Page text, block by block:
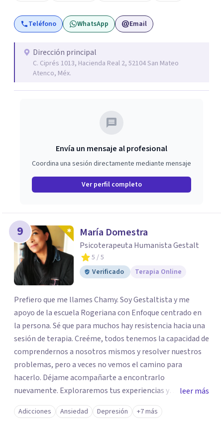
Teléfono WhatsApp Email
Dirección principal
C. Ciprés 1013, Hacienda Real 2, 52104 San Mateo
Atenco, Méx.
Envía un mensaje al profesional
Coordina una sesión directamente mediante mensaje
Ver perfil completo
9 María Domestra
Psicoterapeuta Humanista Gestalt
5 / 5
Verificado
Terapia Online
Prefiero que me llames Chamy. Soy Gestaltista y me
apoyo de la escuela Rogeriana con Enfoque centrado en
la persona. Sé que para muchos hay resistencia hacia una
sesión de terapia. Creéme, todos tenemos la capacidad de
comprendernos a nosotros mismos y resolver nuestros
problemas, pero a veces no vemos el camino para
hacerlo. Déjame acompañarte a encontrarlo
nuevamente. Exploraremos tus experiencias y
emociones; encontrar en la novedad otra forma de
responder a ellas y enfrentarlas hoy es a lo que te invito.
leer más
Adicciones Ansiedad Depresión +7 más